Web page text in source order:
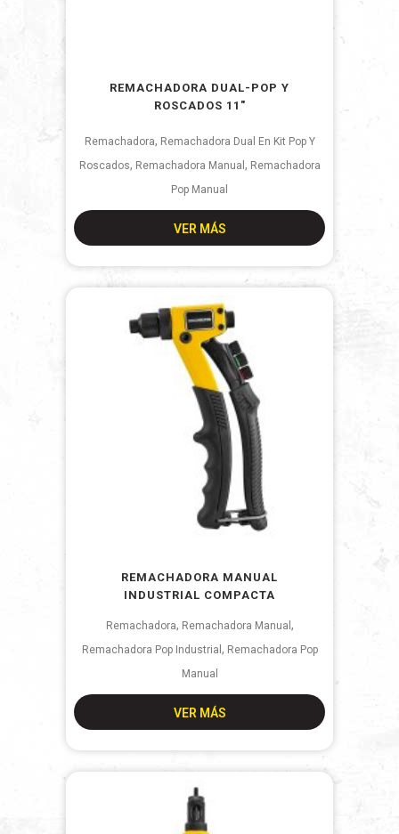
REMACHADORA DUAL-POP Y
ROSCADOS 11″
Remachadora, Remachadora Dual En Kit Pop Y
Roscados, Remachadora Manual , Remachadora
Pop Manual
VER MÁS
REMACHADORA MANUAL
INDUSTRIAL COMPACTA
Remachadora, Remachadora Manual ,
Remachadora Pop Industrial , Remachadora Pop
Manual
VER MÁS